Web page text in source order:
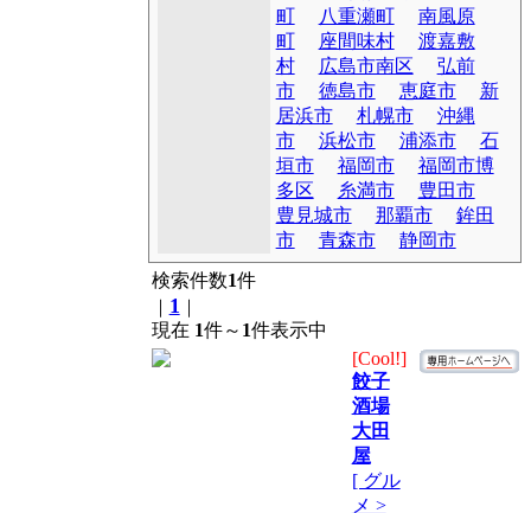
町
八重瀬町
南風原
町
座間味村
渡嘉敷
村
広島市南区
弘前
市
徳島市 恵庭市
新
居浜市
札幌市
沖縄
市
浜松市 浦添市
石
垣市
福岡市
福岡市博
多区
糸満市
豊田市
豊見城市
那覇市
鉾田
市
青森市
静岡市
検索件数1件
1
現在 1件～ 1件表示中
[Cool!]
餃子
酒場
大田
屋
[ グル
メ >